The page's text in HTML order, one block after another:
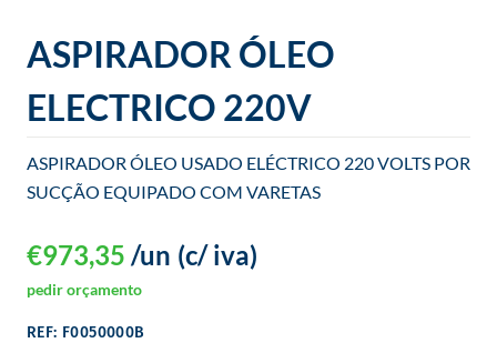
ASPIRADOR ÓLEO
ELECTRICO 220V
ASPIRADOR ÓLEO USADO ELÉCTRICO 220 VOLTS POR
SUCÇÃO EQUIPADO COM VARETAS
€973,35 (c/ iva)
/un
pedir orçamento
REF: F0050000B